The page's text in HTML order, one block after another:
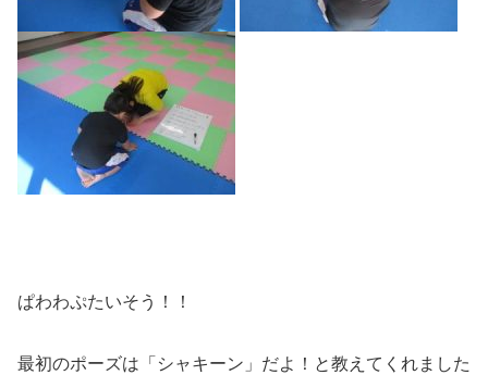
ぱわわぷたいそう！！
最初のポーズは「シャキーン」だよ！と教えてくれました